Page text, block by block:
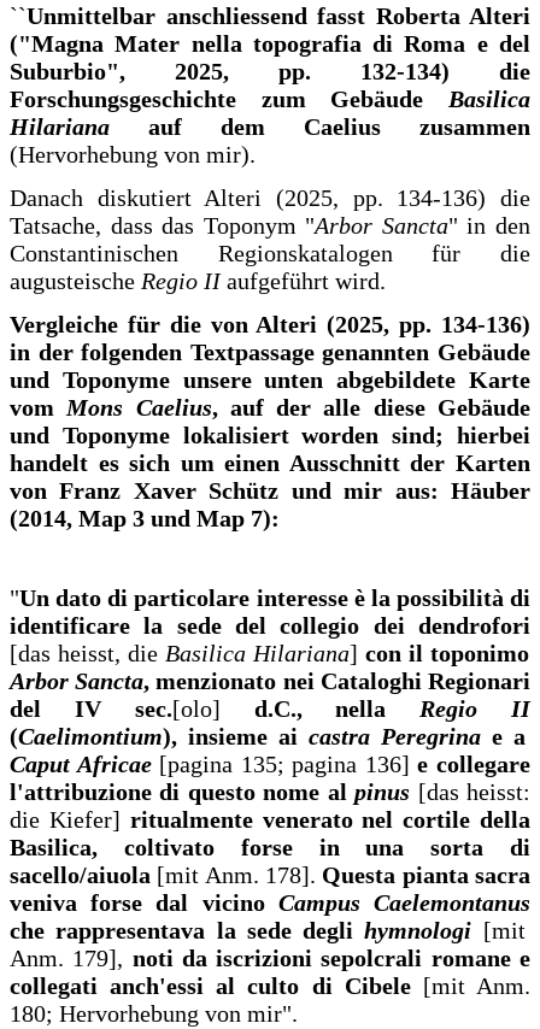
``Unmittelbar anschliessend fasst Roberta Alteri
("Magna Mater nella topografia di Roma e del
Suburbio", 2025, pp. 132-134) die
Forschungsgeschichte zum Gebäude Basilica
Hilariana auf dem Caelius zusammen
(Hervorhebung von mir).
Danach diskutiert Alteri (2025, pp. 134-136) die
Tatsache, dass das Toponym "Arbor Sancta" in den
Constantinischen Regionskatalogen für die
augusteische Regio IIaufgeführt wird.
Vergleiche für die von Alteri (2025, pp. 134-136)
in der folgenden Textpassage genannten Gebäude
und Toponyme unsere unten abgebildete Karte
vomMons Caelius, auf der alle diese Gebäude
und Toponyme lokalisiert worden sind; hierbei
handelt es sich um einen Ausschnitt der Karten
von Franz Xaver Schütz und mir aus: Häuber
(2014, Map 3 und Map 7):
"Un dato di particolare interesse è la possibilità di
identificare la sede del collegio dei dendrofori
[das heisst, die Basilica Hilariana] con il toponimo
Arbor Sancta, menzionato nei Cataloghi Regionari
del IV sec.[olo] d.C., nella Regio II
(Caelimontium), insieme ai castra Peregrina e a
Caput Africae [pagina 135; pagina 136] e collegare
l'attribuzione di questo nome alpinus [das heisst:
die Kiefer] ritualmente venerato nel cortile della
Basilica, coltivato forse in una sorta di
sacello/aiuola [mit Anm. 178]. Questa pianta sacra
veniva forse dal vicino Campus Caelemontanus
che rappresentava la sede deglihymnologi [mit
Anm. 179], noti da iscrizioni sepolcrali romane e
collegati anch'essi al culto di Cibele[mit Anm.
180; Hervorhebung von mir".